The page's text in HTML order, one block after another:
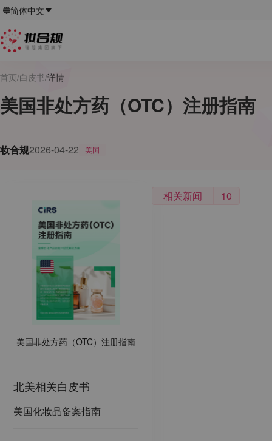
简体中文
首页/白皮书/详情
美国非处方药（OTC）注册指南
妆合规2026-04-22 美国
美国非处方药（OTC）注册指南
北美相关白皮书
美国化妆品备案指南
相关新闻 10